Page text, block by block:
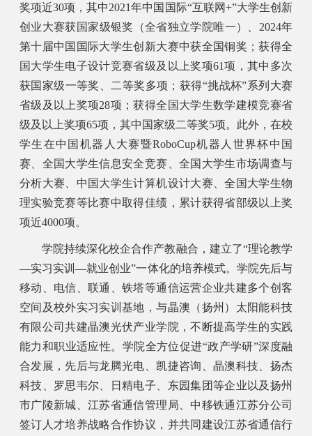
奖项近30项，其中2021年中国国际“互联网+”大学生创新
创业大赛获国家级银奖（全省独立学院唯一）、2024年
第十届中国国际大学生创新大赛中获全国铜奖；获得全
国大学生电子设计竞赛省级及以上奖项61项，其中多次
获国家级一等奖、二等奖多项；获得“挑战杯”系列大赛
省级及以上奖项28项；获得全国大学生数学建模竞赛省
级及以上奖项65项，其中国家级二等奖5项。此外，在校
学生在中国机器人大赛暨RoboCup机器人世界杯中国
赛、全国大学生信息安全竞赛、全国大学生市场调查与
分析大赛、中国大学生计算机设计大赛、全国大学生物
理实验竞赛等比赛中取得佳绩，累计获得省部级以上奖
项近4000项。
学院持续深化校企合作产教融合，建立了“理论教学
—实习实训—就业创业”一体化的培养模式。学院先后与
移动、电信、联通、铁塔等通信运营企业共建多个创客
空间及校外实习实训基地，与晶澳（扬州）太阳能科技
有限公司共建晶澳光伏产业学院，不断提高学生的实践
能力和职业适应性。学院全方位促进“政产学研”深度融
合发展，先后与龙腾光电、凯捷咨询、晶澳科技、扬杰
科技、罗思韦尔、日精电子、东园集团等企业以及扬州
市广陵新城、江苏省通信管理局、中移铁通江苏分公司
签订人才培养战略合作协议，并共同建设江苏省通信行